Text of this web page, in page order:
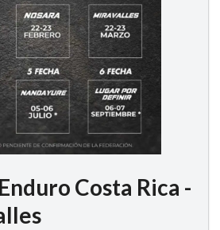
Costa Rica -